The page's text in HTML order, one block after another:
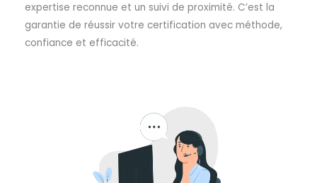
expertise reconnue et un suivi de proximité. C’est la
garantie de réussir votre certification avec méthode,
confiance et efficacité.